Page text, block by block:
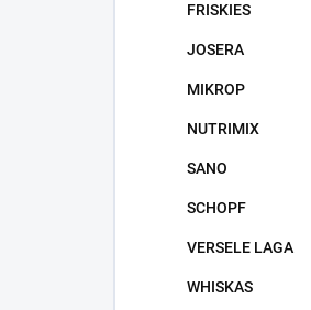
FRISKIES
JOSERA
MIKROP
NUTRIMIX
SANO
SCHOPF
VERSELE LAGA
WHISKAS